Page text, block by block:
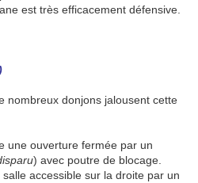
est très efficacement défensive.
nombreux donjons jalousent cette
une ouverture fermée par un
) avec poutre de blocage.
accessible sur la droite par un